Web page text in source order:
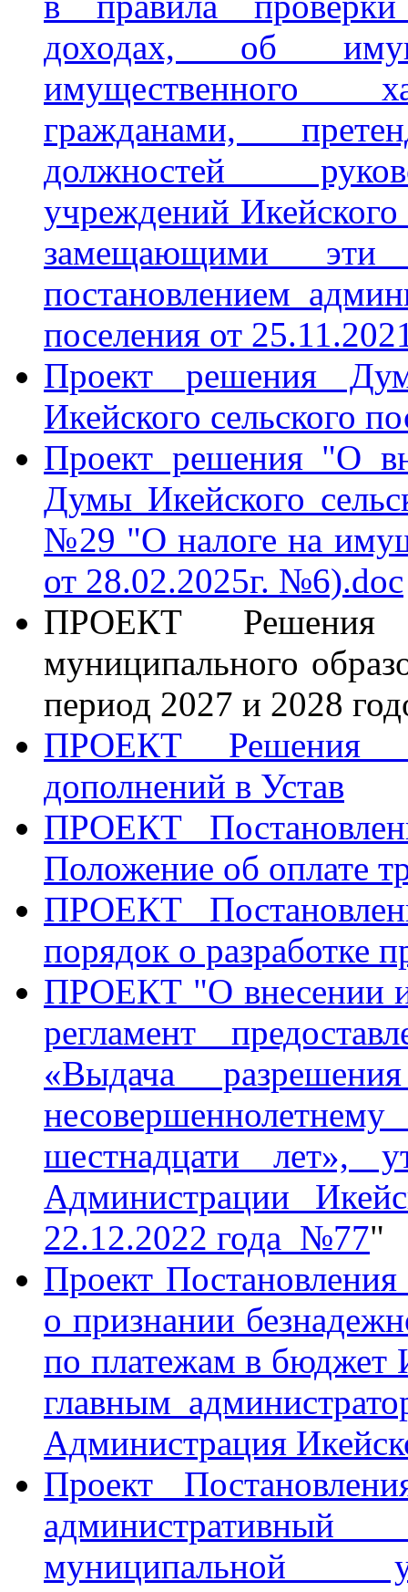
доходах, об
имущественного
гражданами,
должностей
учреждений
замещающими эти
постановлением
поселения от
Проект решения
Икейского сельского
Проект решения "О
Думы Икейского
№29 "О налоге на
от 28.02.2025г. №6).doc
ПРОЕКТ Решения
муниципального
период 2027 и 2028
ПРОЕКТ Решения
дополнений в Устав
ПРОЕКТ
Положение об оплате
ПРОЕКТ
порядок о разработке
ПРОЕКТ "О внесении
регламент
«Выдача
шестнадцати лет»,
Администрации
22.12.2022 года №77"
Проект
о признании
по платежам в бюджет
главным
Администрация
Проект
административный
муниципальной